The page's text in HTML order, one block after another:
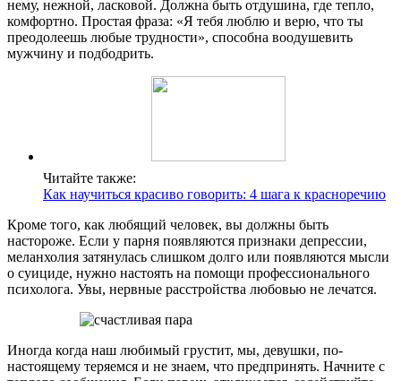
нему, нежной, ласковой. Должна быть отдушина, где тепло,
комфортно. Простая фраза: «Я тебя люблю и верю, что ты
преодолеешь любые трудности», способна воодушевить
мужчину и подбодрить.
Читайте также:
Как научиться красиво говорить: 4 шага к красноречию
Кроме того, как любящий человек, вы должны быть
настороже. Если у парня появляются признаки депрессии,
меланхолия затянулась слишком долго или появляются мысли
о суициде, нужно настоять на помощи профессионального
психолога. Увы, нервные расстройства любовью не лечатся.
Иногда когда наш любимый грустит, мы, девушки, по-
настоящему теряемся и не знаем, что предпринять. Начните с